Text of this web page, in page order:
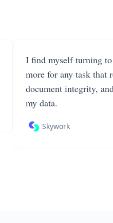
I find myself turning
more for any task that
document integrity,
my data.
Skywork